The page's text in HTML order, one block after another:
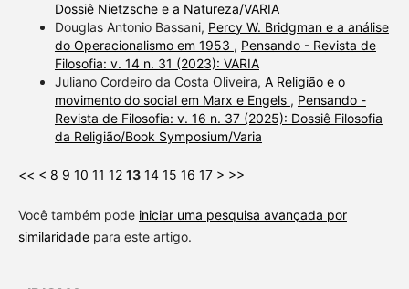
Dossiê Nietzsche e a Natureza/VARIA
Douglas Antonio Bassani, Percy W. Bridgman e a análise
do Operacionalismo em 1953 , Pensando - Revista de
Filosofia: v. 14 n. 31 (2023): VARIA
Juliano Cordeiro da Costa Oliveira, A Religião e o
movimento do social em Marx e Engels , Pensando -
Revista de Filosofia: v. 16 n. 37 (2025): Dossiê Filosofia
da Religião/Book Symposium/Varia
<< < 8 9 10 11 12 13 14 15 16 17 > >>
Você também pode iniciar uma pesquisa avançada por
similaridadepara este artigo.